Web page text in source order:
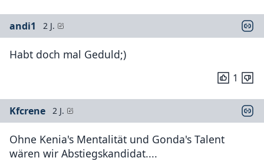
andi1 2 J.
Habt doch mal Geduld;)
1
Kfcrene 2 J.
Ohne Kenia's Mentalität und Gonda's Talent
wären wir Abstiegskandidat....